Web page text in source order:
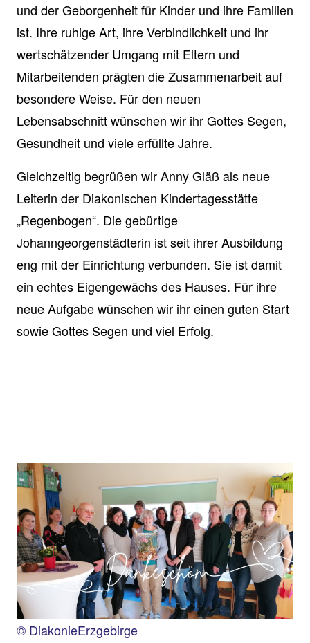
und der Geborgenheit für Kinder und ihre Familien
ist. Ihre ruhige Art, ihre Verbindlichkeit und ihr
wertschätzender Umgang mit Eltern und
Mitarbeitenden prägten die Zusammenarbeit auf
besondere Weise. Für den neuen
Lebensabschnitt wünschen wir ihr Gottes Segen,
Gesundheit und viele erfüllte Jahre.
Gleichzeitig begrüßen wir Anny Gläß als neue
Leiterin der Diakonischen Kindertagesstätte
„Regenbogen“. Die gebürtige
Johanngeorgenstädterin ist seit ihrer Ausbildung
eng mit der Einrichtung verbunden. Sie ist damit
ein echtes Eigengewächs des Hauses. Für ihre
neue Aufgabe wünschen wir ihr einen guten Start
sowie Gottes Segen und viel Erfolg.
© DiakonieErzgebirge